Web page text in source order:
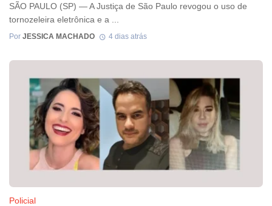
SÃO PAULO (SP) — A Justiça de São Paulo revogou o uso de
tornozeleira eletrônica e a ...
Por JESSICA MACHADO 4 dias atrás
Policial